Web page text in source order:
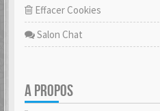
Effacer Cookies
Salon Chat
A PROPOS